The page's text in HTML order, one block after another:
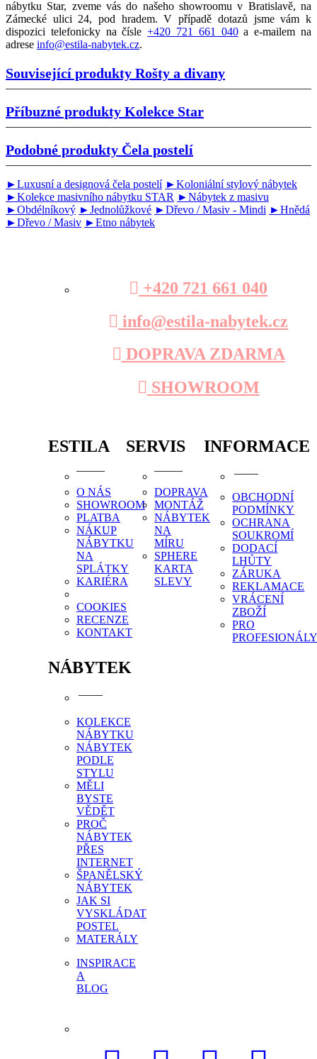
nábytku Star, zveme vás do našeho showroomu v Bratislavě, na
Zámecké ulici 24, pod hradem. V případě dotazů jsme vám k
dispozici telefonicky na čísle+420 721 661 040a e-mailem na
adrese info@estila-nabytek.cz.
Související produkty Rošty a divany
Příbuzné produkty Kolekce Star
Podobné produkty Čela postelí
►Luxusní a designová čela postelí ►Koloniální stylový nábytek
►Kolekce masivního nábytku STAR ►Nábytek z masivu
►Obdélníkový ►Jednolůžkové ►Dřevo / Masiv - Mindi ►Hnědá
►Dřevo / Masiv ►Etno nábytek
+420 721 661 040
info@estila-nabytek.cz
DOPRAVA ZDARMA
SHOWROOM
ESTILA
O NÁS
SHOWROOM
PLATBA
NÁKUP
NÁBYTKU
NA
SPLÁTKY
KARIÉRA
COOKIES
RECENZE
KONTAKT
SERVIS
DOPRAVA
MONTÁŽ
NÁBYTEK
NA
MÍRU
SPHERE
KARTA
SLEVY
INFORMACE
OBCHODNÍ
PODMÍNKY
OCHRANA
SOUKROMÍ
DODACÍ
LHŮTY
ZÁRUKA
REKLAMACE
VRÁCENÍ
ZBOŽÍ
PRO
NÁBYTEK
KOLEKCE
NÁBYTKU
NÁBYTEK
PODLE
STYLU
MĚLI
BYSTE
VĚDĚT
PROČ
NÁBYTEK
PŘES
INTERNET
ŠPANĚLSKÝ
NÁBYTEK
JAK SI
VYSKLÁDAT
POSTEL
MATERÁLY
INSPIRACE
A
BLOG